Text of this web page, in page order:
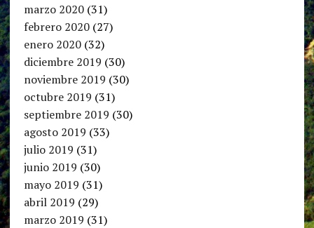
marzo 2020(31)
febrero 2020(27)
enero 2020(32)
diciembre 2019 (30)
noviembre 2019 (30)
octubre 2019 (31)
septiembre 2019 (30)
agosto 2019 (33)
julio 2019 (31)
junio 2019 (30)
mayo 2019 (31)
abril 2019 (29)
marzo 2019 (31)